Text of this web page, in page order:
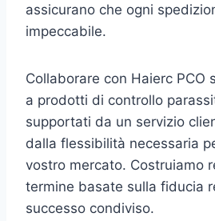
assicurano che ogni
impeccabile.
Collaborare con Haierc PCO
a prodotti di controllo
supportati da un servizio
dalla flessibilità necessaria
vostro mercato. Costruiamo
termine basate sulla fiducia
successo condiviso.